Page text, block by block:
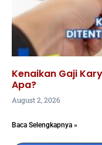
Kenaikan Gaji
Apa?
August 2, 2026
Baca Selengkapnya »